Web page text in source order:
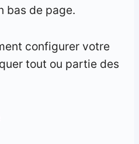
bas de page.
configurer votre
tout ou partie des